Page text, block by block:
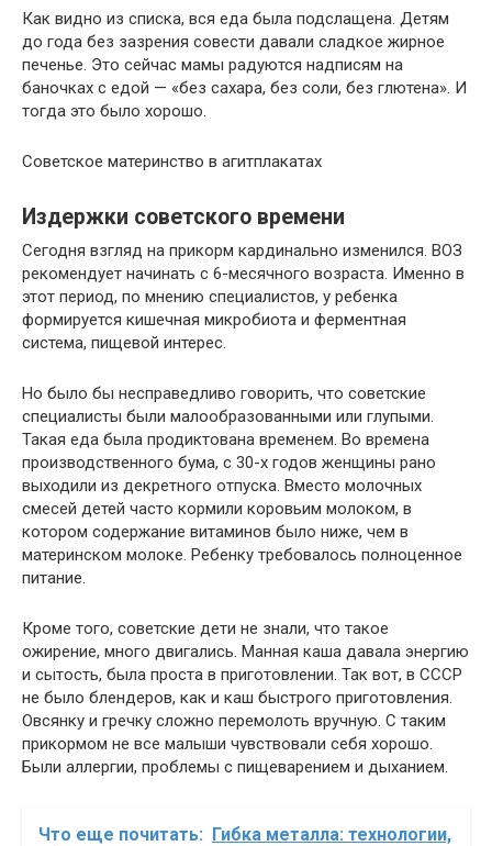
Как видно из списка, вся еда была подслащена. Детям
до года без зазрения совести давали сладкое жирное
печенье. Это сейчас мамы радуются надписям на
баночках с едой — «без сахара, без соли, без глютена». И
тогда это было хорошо.
Советское материнство в агитплакатах
Издержки советского времени
Сегодня взгляд на прикорм кардинально изменился. ВОЗ
рекомендует начинать с 6-месячного возраста. Именно в
этот период, по мнению специалистов, у ребенка
формируется кишечная микробиота и ферментная
система, пищевой интерес.
Но было бы несправедливо говорить, что советские
специалисты были малообразованными или глупыми.
Такая еда была продиктована временем. Во времена
производственного бума, с 30-х годов женщины рано
выходили из декретного отпуска. Вместо молочных
смесей детей часто кормили коровьим молоком, в
котором содержание витаминов было ниже, чем в
материнском молоке. Ребенку требовалось полноценное
питание.
Кроме того, советские дети не знали, что такое
ожирение, много двигались. Манная каша давала энергию
и сытость, была проста в приготовлении. Так вот, в СССР
не было блендеров, как и каш быстрого приготовления.
Овсянку и гречку сложно перемолоть вручную. С таким
прикормом не все малыши чувствовали себя хорошо.
Были аллергии, проблемы с пищеварением и дыханием.
Что еще почитать: Гибка металла: технологии,